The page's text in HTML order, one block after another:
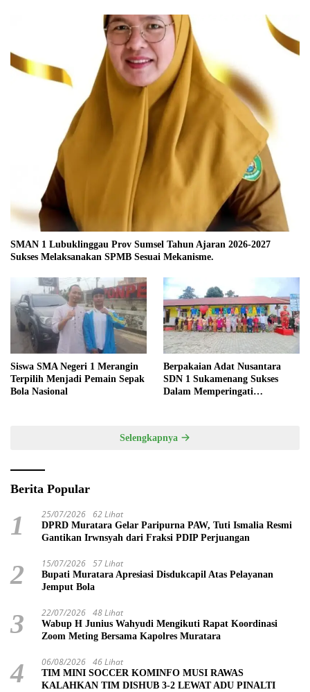
SMAN 1 Lubuklinggau Prov Sumsel Tahun Ajaran 2026-2027
Sukses Melaksanakan SPMB Sesuai Mekanisme.
Siswa SMA Negeri 1 Merangin
Terpilih Menjadi Pemain Sepak
Bola Nasional
Berpakaian Adat Nusantara
SDN 1 Sukamenang Sukses
Dalam Memperingati
Selengkapnya
Berita Popular
1 25/07/2026 62 Lihat
DPRD Muratara Gelar Paripurna PAW, Tuti Ismalia Resmi
Gantikan Irwnsyah dari Fraksi PDIP Perjuangan
2 15/07/2026 57 Lihat
Bupati Muratara Apresiasi Disdukcapil Atas Pelayanan
Jemput Bola
3 22/07/2026 48 Lihat
Wabup H Junius Wahyudi Mengikuti Rapat Koordinasi
Zoom Meting Bersama Kapolres Muratara
4 06/08/2026 46 Lihat
TIM MINI SOCCER KOMINFO MUSI RAWAS
KALAHKAN TIM DISHUB 3-2 LEWAT ADU PINALTI